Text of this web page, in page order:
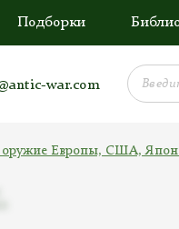
Подборки
war.com
оружие Европы, США,